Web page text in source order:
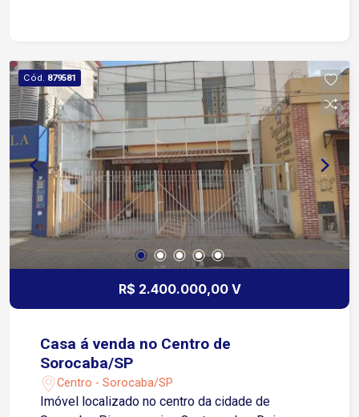
Cód. 879581
R$ 2.400.000,00 V
Casa á venda no Centro de
Sorocaba/SP
Centro - Sorocaba/SP
Imóvel localizado no centro da cidade de